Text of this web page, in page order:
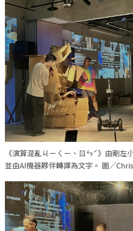
《演算混亂ㄐㄧㄑㄧ、ㄖㄣˊ》由剛左
並由AI機器夥伴轉譯為文字。 圖／